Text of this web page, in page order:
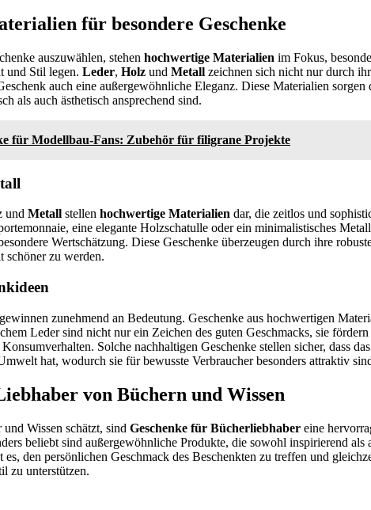
für besondere Geschenke
auszuwählen, stehen hochwertige Materialien im Fokus,
und Stil legen. Leder, Holz und Metall zeichnen sich nicht nur durch
auch eine außergewöhnliche Eleganz. Diese Materialien sorgen
als auch ästhetisch ansprechend sind.
für Modellbau-Fans: Zubehör für filigrane Projekte
und Metall stellen hochwertige Materialien dar, die zeitlos und
eine elegante Holzschatulle oder ein minimalistisches
Wertschätzung. Diese Geschenke überzeugen durch ihre
schöner zu werden.
gewinnen zunehmend an Bedeutung. Geschenke aus hochwertigen
Leder sind nicht nur ein Zeichen des guten Geschmacks, sie fördern
Solche nachhaltigen Geschenke stellen sicher, dass
hat, wodurch sie für bewusste Verbraucher besonders attraktiv
von Büchern und Wissen
Wissen schätzt, sind Geschenke für Bücherliebhaber eine
beliebt sind außergewöhnliche Produkte, die sowohl inspirierend als
den persönlichen Geschmack des Beschenkten zu treffen und
zu unterstützen.